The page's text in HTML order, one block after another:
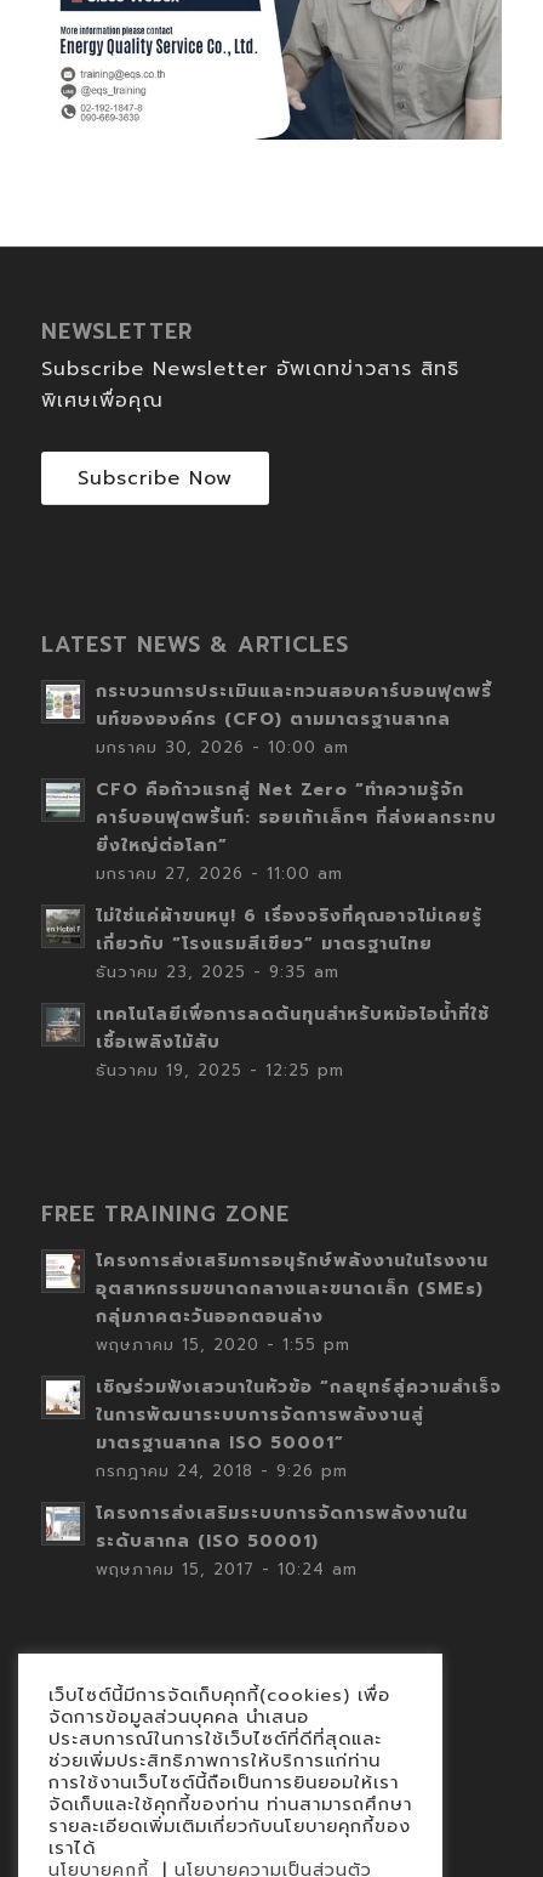
NEWSLETTER
Subscribe Newsletter อัพเดทข่าวสาร สิทธิ
พิเศษเพื่อคุณ
Subscribe Now
LATEST NEWS & ARTICLES
กระบวนการประเมินและทวนสอบคาร์บอนฟุตพริ้
นท์ขององค์กร (CFO) ตามมาตรฐานสากล
มกราคม 30, 2026 - 10:00 am
CFO คือก้าวแรกสู่ Net Zero “ทำความรู้จัก
คาร์บอนฟุตพริ้นท์: รอยเท้าเล็กๆ ที่ส่งผลกระทบ
ยิ่งใหญ่ต่อโลก”
มกราคม 27, 2026 - 11:00 am
ไม่ใช่แค่ผ้าขนหนู! 6 เรื่องจริงที่คุณอาจไม่เคยรู้
เกี่ยวกับ “โรงแรมสีเขียว” มาตรฐานไทย
ธันวาคม 23, 2025 - 9:35 am
เทคโนโลยีเพื่อการลดต้นทุนสำหรับหม้อไอน้ำที่ใช้
เชื้อเพลิงไม้สับ
ธันวาคม 19, 2025 - 12:25 pm
FREE TRAINING ZONE
โครงการส่งเสริมการอนุรักษ์พลังงานในโรงงาน
อุตสาหกรรมขนาดกลางและขนาดเล็ก (SMEs)
กลุ่มภาคตะวันออกตอนล่าง
พฤษภาคม 15, 2020 - 1:55 pm
เชิญร่วมฟังเสวนาในหัวข้อ “กลยุทธ์สู่ความสำเร็จ
ในการพัฒนาระบบการจัดการพลังงานสู่
มาตรฐานสากล ISO 50001”
กรกฎาคม 24, 2018 - 9:26 pm
โครงการส่งเสริมระบบการจัดการพลังงานใน
ระดับสากล (ISO 50001)
พฤษภาคม 15, 2017 - 10:24 am
Contact
นโยบายคุกกี้
นโยบายข้อมูลส่วนบุคคล
เว็บไซต์นี้มีการจัดเก็บคุกกี้(cookies) เพื่อ
จัดการข้อมูลส่วนบุคคล นำเสนอ
ประสบการณ์ในการใช้เว็บไซต์ที่ดีที่สุดและ
ช่วยเพิ่มประสิทธิภาพการให้บริการแก่ท่าน
การใช้งานเว็บไซต์นี้ถือเป็นการยินยอมให้เรา
จัดเก็บและใช้คุกกี้ของท่าน ท่านสามารถศึกษา
รายละเอียดเพิ่มเติมเกี่ยวกับนโยบายคุกกี้ของ
เราได้
นโยบายคุกกี้ | นโยบายความเป็นส่วนตัว